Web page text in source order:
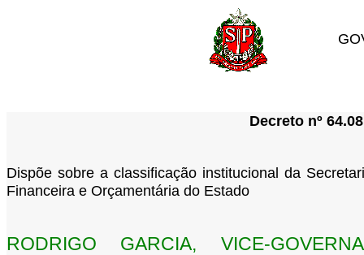
Decreto nº
Dispõe sobre a classificação institucional da
Financeira e Orçamentária do Estado
RODRIGO GARCIA, VICE-